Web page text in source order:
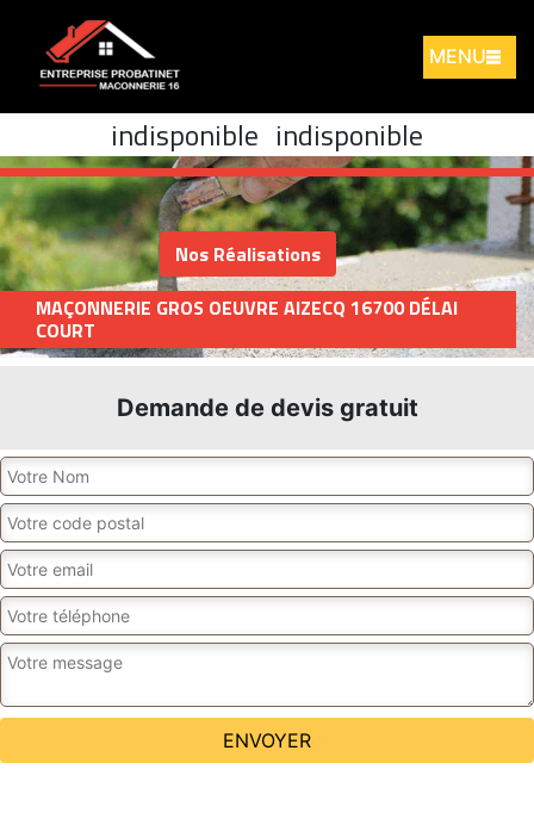
MENU
indisponible indisponible
Nos Réalisations
MAÇONNERIE GROS OEUVRE AIZECQ 16700 DÉLAI
COURT
Demande de devis gratuit